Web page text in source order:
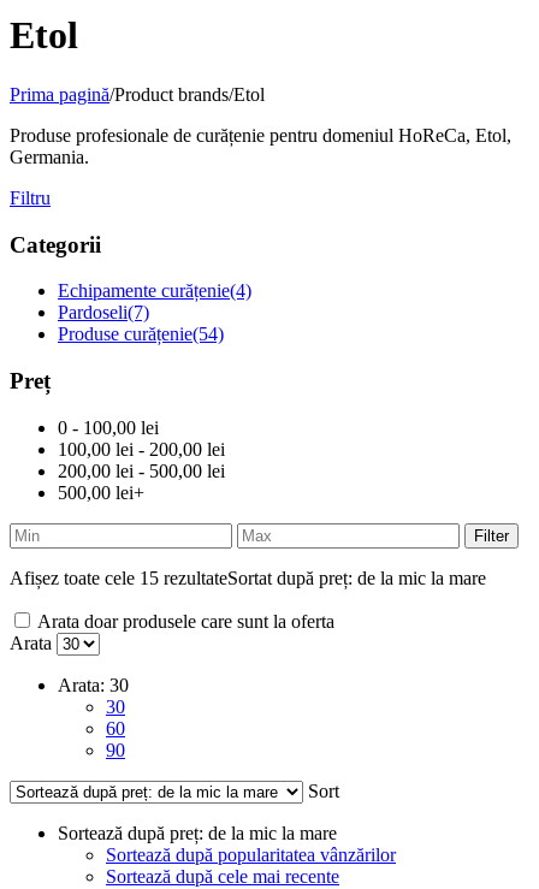
Etol
Prima pagină/Product brands/Etol
Produse profesionale de curățenie pentru domeniul HoReCa, Etol,
Germania.
Filtru
Categorii
Echipamente curățenie(4)
Pardoseli(7)
Produse curățenie(54)
Preț
0 - 100,00 lei
100,00 lei - 200,00 lei
200,00 lei - 500,00 lei
500,00 lei+
Filter
Afișez toate cele 15 rezultateSortat după preț: de la mic la mare
Arata doar produsele care sunt la oferta
Arata
Arata: 30
30
60
90
Sort
Sortează după preț: de la mic la mare
Sortează după popularitatea vânzărilor
Sortează după cele mai recente